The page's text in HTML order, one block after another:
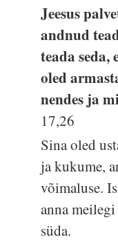
Jeesus
andnud
teada seda,
oled
nendes ja
17,26
Sina oled
ja kukume,
võimaluse.
anna meilegi
süda.